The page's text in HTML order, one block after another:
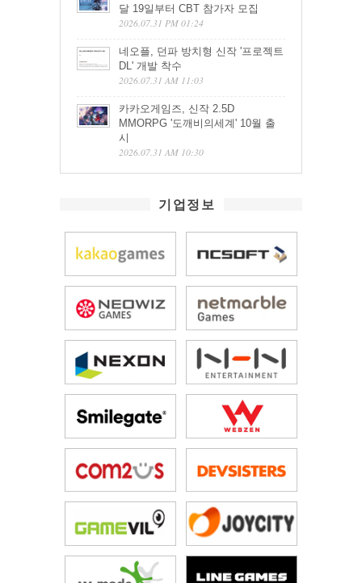
달 19일부터 CBT 참가자 모집
2026.07.31 PM 01:24
네오플, 던파 방치형 신작 '프로젝트
DL' 개발 착수
2026.07.31 AM 11:03
카카오게임즈, 신작 2.5D
MMORPG '도깨비의세계' 10월 출
시
2026.07.31 AM 10:30
기업정보